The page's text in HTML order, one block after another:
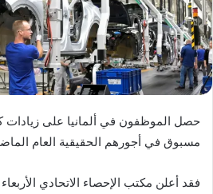
حصل الموظفون في ألمانيا على زيادات
مسبوق في أجورهم الحقيقية العام
فقد أعلن مكتب الإحصاء الاتحادي